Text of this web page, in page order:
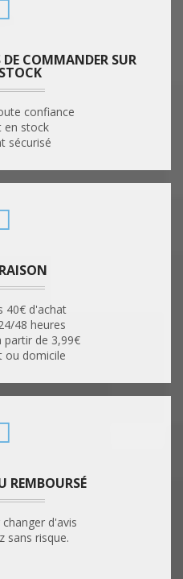
COMMANDER SUR
confiance
en stock
sécurisé
40€ d'achat
48 heures
partir de 3,99€
ou domicile
REMBOURSÉ
d'avis
sans risque.